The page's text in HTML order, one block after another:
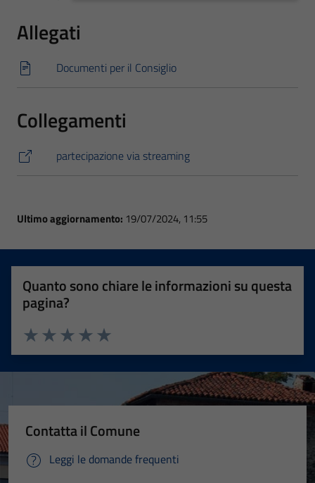
Allegati
Documenti per il Consiglio
Collegamenti
partecipazione via streaming
Ultimo aggiornamento: 19/07/2024, 11:55
Quanto sono chiare le informazioni su questa
pagina?
Valuta 5 stelle su 5
Valuta 4 stelle su 5
Valuta 3 stelle su 5
Valuta 2 stelle su 5
Valuta 1 stelle su 5
Contatta il Comune
Leggi le domande frequenti